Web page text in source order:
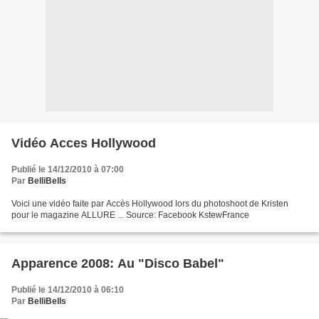
Vidéo Acces Hollywood
Publié le 14/12/2010 à 07:00
Par BelliBells
Voici une vidéo faite par Accès Hollywood lors du photoshoot de Kristen
pour le magazine ALLURE ... Source: Facebook KstewFrance
Apparence 2008: Au "Disco Babel"
Publié le 14/12/2010 à 06:10
Par BelliBells